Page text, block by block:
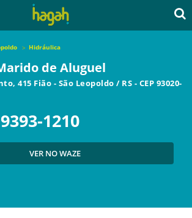
Hidráulica
de Aluguel
415 Fião - São Leopoldo / RS - CEP 93020-
1210
VER NO WAZE